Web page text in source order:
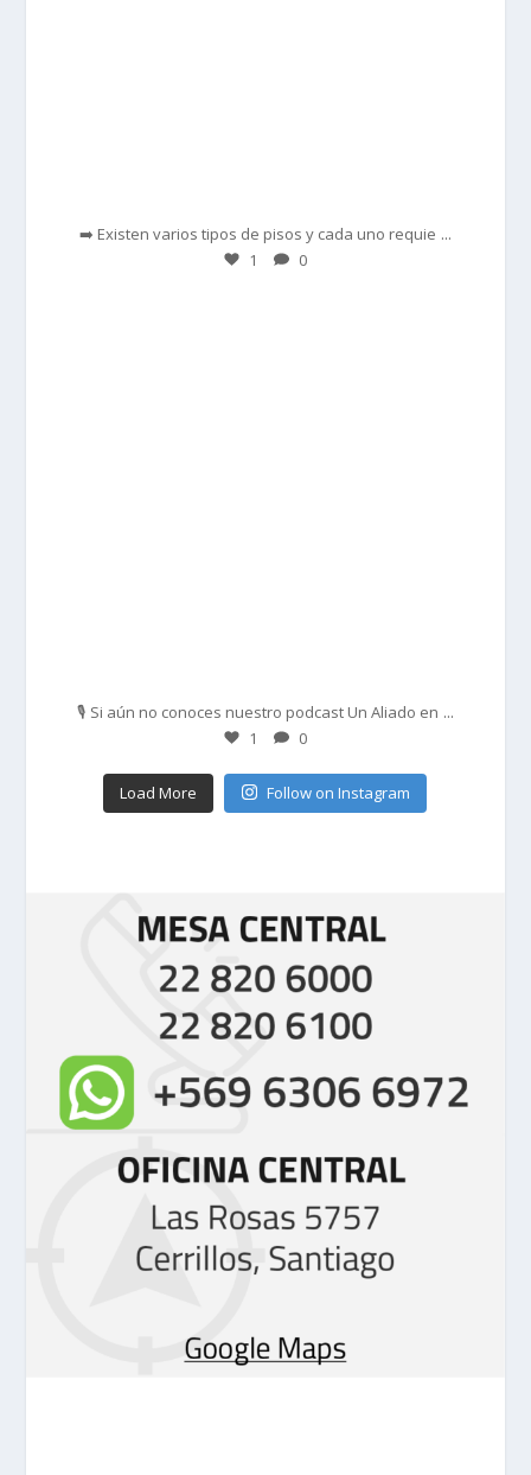
➡️ Existen varios tipos de pisos y cada uno requie ...
1 0
🎙️ Si aún no conoces nuestro podcast Un Aliado en ...
1 0
Load More Follow on Instagram